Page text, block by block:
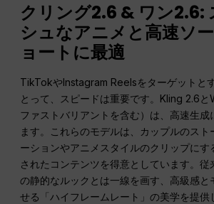
クリング2.6 & ワン2.6:
シュなアニメと高速ソ
ョートに最適
TikTokやInstagram Reelsをターゲットと
とって、スピードは重要です。Kling 2.6と
ファストバリアントを含む）は、高速生成
ます。これらのモデルは、カップルのスト
ーションやアニメスタイルのクリップにす
されたコンテンツを得意としています。従
の静的なルックとは一線を画す、高級感と
せる「ハイフレームレート」の美学を提供